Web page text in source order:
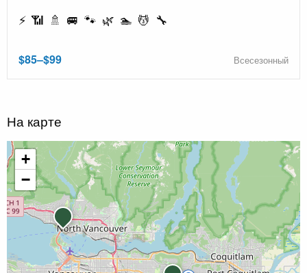
⚡ 📶 🚿 🚐 🐾 🌿 🏊 💆 🔧
$85–$99 Всесезонный
На карте
+
−